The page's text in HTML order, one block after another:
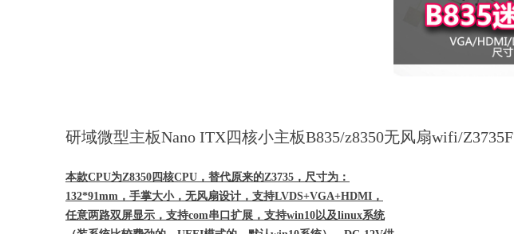
研域微型主板Nano ITX四核小主板B835/z8350无风扇wifi/Z3735F
本款CPU为Z8350四核CPU，替代原来的Z3735，尺寸为：
132*91mm，手掌大小，无风扇设计，支持LVDS+VGA+HDMI，
任意两路双屏显示，支持com串口扩展，支持win10以及linux系统